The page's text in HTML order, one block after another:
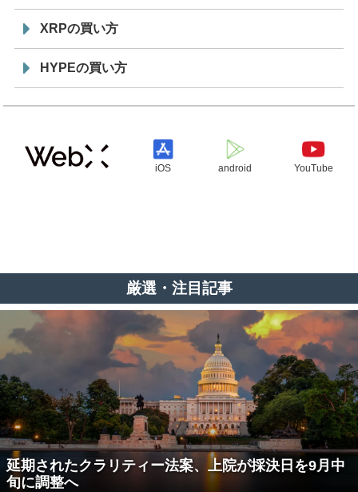
XRPの買い方
HYPEの買い方
iOS android YouTube
厳選・注目記事
延期されたクラリティー法案、上院が採決日を9月中
旬に調整へ